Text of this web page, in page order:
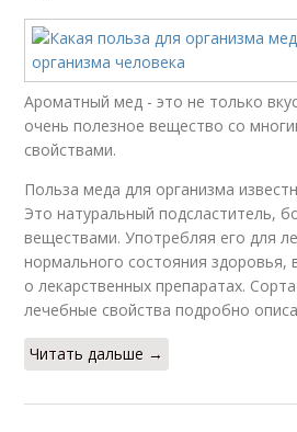
Ароматный мед - это не только
очень полезное вещество со
свойствами.
Польза меда для организма
Это натуральный подсластитель,
веществами. Употребляя его для
нормального состояния
о лекарственных препаратах.
лечебные свойства подробно
Читать дальше →